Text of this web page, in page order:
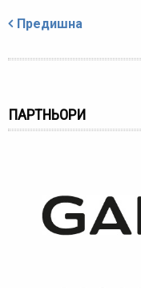
Предишна
ПАРТНЬОРИ